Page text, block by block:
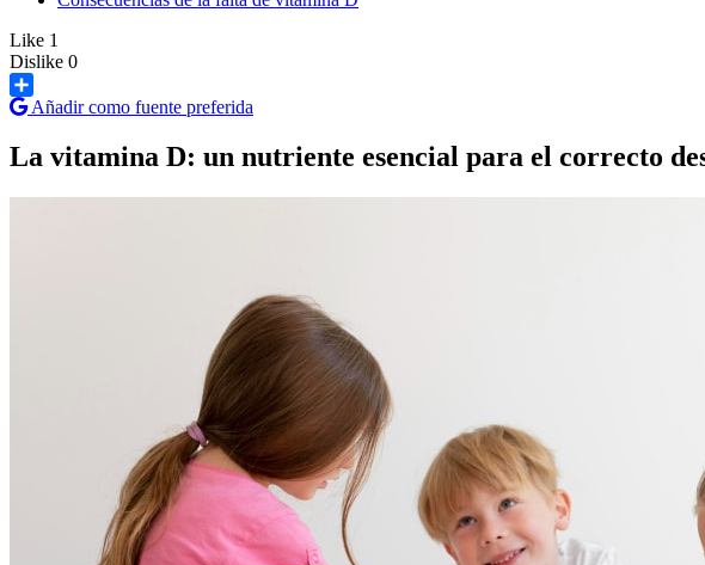
Like 1
Dislike 0
Share
Añadir como fuente preferida
La vitamina D: un nutriente esencial para el correcto